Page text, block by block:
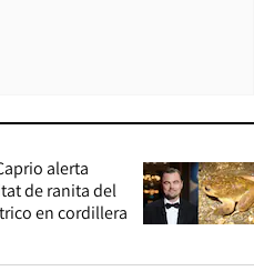
alerta
de ranita del
en cordillera